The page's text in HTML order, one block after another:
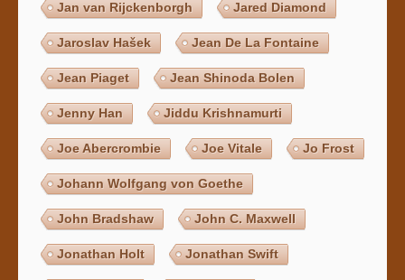
Jan van Rijckenborgh Jared Diamond
Jaroslav Hašek Jean De La Fontaine
Jean Piaget Jean Shinoda Bolen
Jenny Han Jiddu Krishnamurti
Joe Abercrombie Joe Vitale Jo Frost
Johann Wolfgang von Goethe
John Bradshaw John C. Maxwell
Jonathan Holt Jonathan Swift